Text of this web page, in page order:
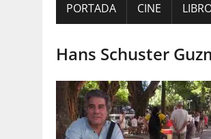
PORTADA CINE
Hans Schuster